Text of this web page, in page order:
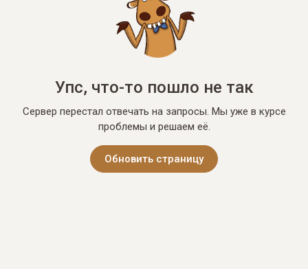
Упс, что-то пошло не так
Сервер перестал отвечать на запросы. Мы уже в курсе
проблемы и решаем её.
Обновить страницу